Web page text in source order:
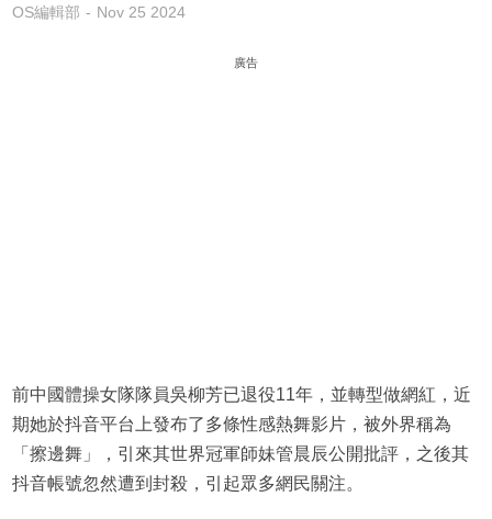
OS編輯部 Nov 25 2024
廣告
前中國體操女隊隊員吳柳芳已退役11年，並轉型做網紅，近
期她於抖音平台上發布了多條性感熱舞影片，被外界稱為
「擦邊舞」，引來其世界冠軍師妹管晨辰公開批評，之後其
抖音帳號忽然遭到封殺，引起眾多網民關注。